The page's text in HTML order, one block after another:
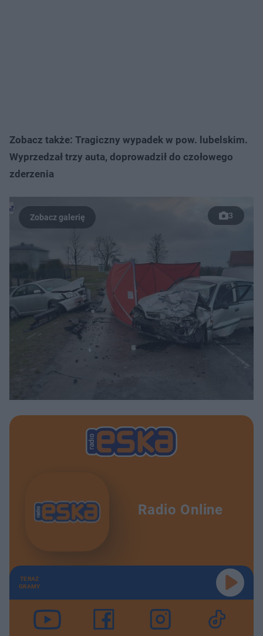
Zobacz także: Tragiczny wypadek w pow. lubelskim.
Wyprzedzał trzy auta, doprowadził do czołowego
zderzenia
3
Radio Online
TERAZ
GRAMY